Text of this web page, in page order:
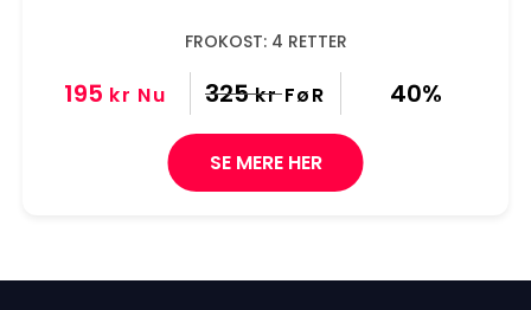
FROKOST: 4 RETTER
195 kr Nu 325 kr FøR 40%
SE MERE HER